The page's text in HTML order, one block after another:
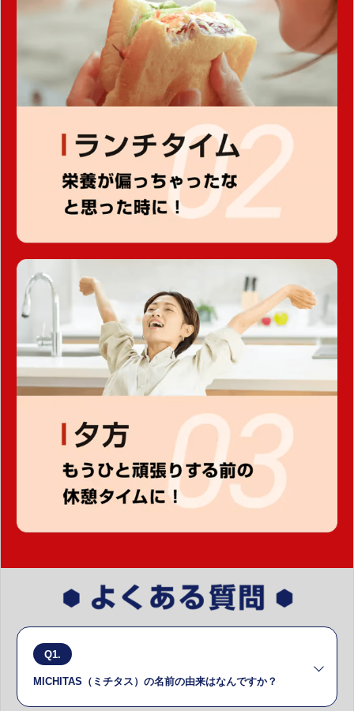
Q1.
MICHITAS（ミチタス）の名前の由来はなんですか？